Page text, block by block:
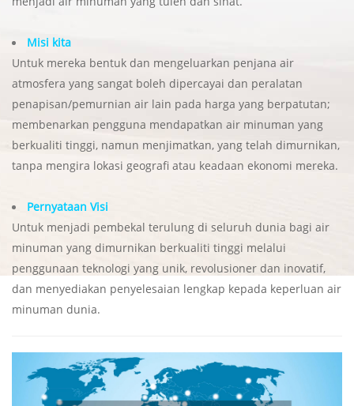
Misi kita
Untuk mereka bentuk dan mengeluarkan penjana air
atmosfera yang sangat boleh dipercayai dan peralatan
penapisan/pemurnian air lain pada harga yang berpatutan;
membenarkan pengguna mendapatkan air minuman yang
berkualiti tinggi, namun menjimatkan, yang telah dimurnikan,
tanpa mengira lokasi geografi atau keadaan ekonomi mereka.
Pernyataan Visi
Untuk menjadi pembekal terulung di seluruh dunia bagi air
minuman yang dimurnikan berkualiti tinggi melalui
penggunaan teknologi yang unik, revolusioner dan inovatif,
dan menyediakan penyelesaian lengkap kepada keperluan air
minuman dunia.